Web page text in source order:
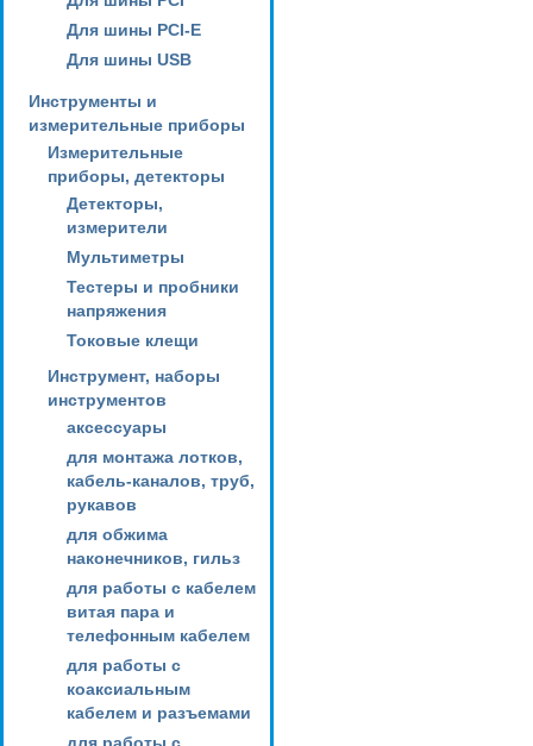
Для шины PCI-E
Для шины USB
Инструменты и
измерительные приборы
Измерительные
приборы, детекторы
Детекторы,
измерители
Мультиметры
Тестеры и пробники
напряжения
Токовые клещи
Инструмент, наборы
инструментов
аксессуары
для монтажа лотков,
кабель-каналов, труб,
рукавов
для обжима
наконечников, гильз
для работы с кабелем
витая пара и
телефонным кабелем
для работы с
коаксиальным
кабелем и разъемами